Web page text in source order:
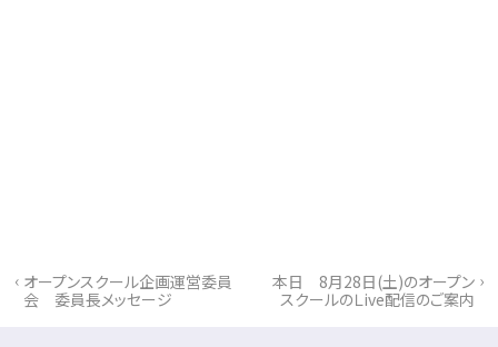
‹ オープンスクール企画運営委員
会 委員長メッセージ
本日 8月28日(土)のオープン
スクールのＬive配信のご案内
›